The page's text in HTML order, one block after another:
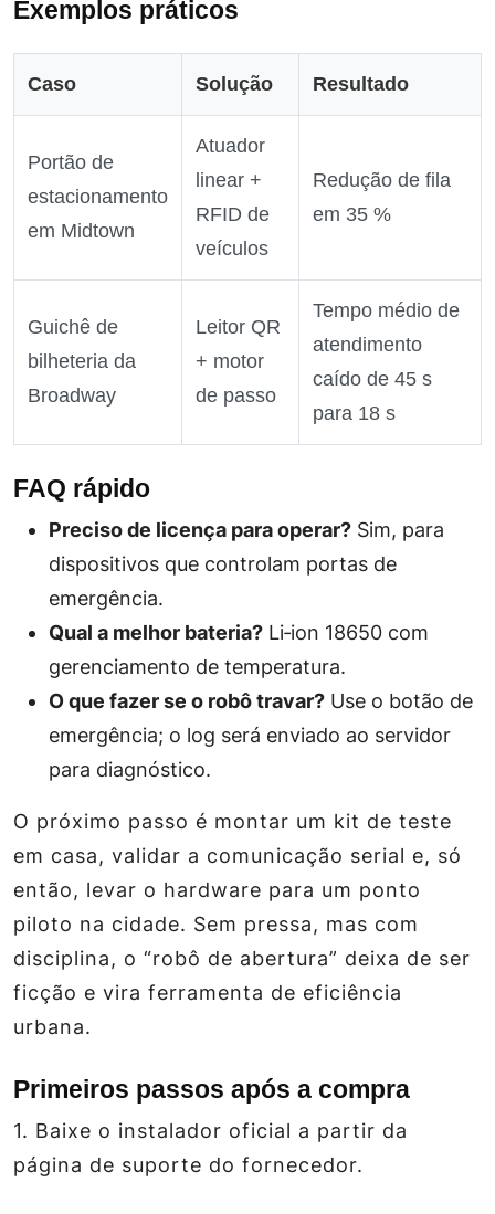
Exemplos práticos
Caso Solução Resultado
Portão de
estacionamento
em Midtown
Atuador
linear +
RFID de
veículos
Redução de fila
em 35 %
Guichê de
bilheteria da
Broadway
Leitor QR
+ motor
de passo
Tempo médio de
atendimento
caído de 45 s
para 18 s
FAQ rápido
Preciso de licença para operar? Sim, para
dispositivos que controlam portas de
emergência.
Qual a melhor bateria? Li‑ion 18650 com
gerenciamento de temperatura.
O que fazer se o robô travar? Use o botão de
emergência; o log será enviado ao servidor
para diagnóstico.
O próximo passo é montar um kit de teste
em casa, validar a comunicação serial e, só
então, levar o hardware para um ponto
piloto na cidade. Sem pressa, mas com
disciplina, o “robô de abertura” deixa de ser
ficção e vira ferramenta de eficiência
urbana.
Primeiros passos após a compra
1. Baixe o instalador oficial a partir da
página de suporte do fornecedor.